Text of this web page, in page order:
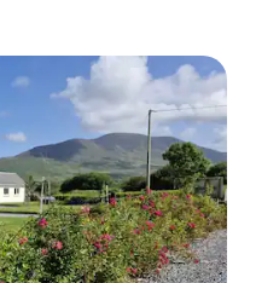
禁煙 ペット同伴禁止